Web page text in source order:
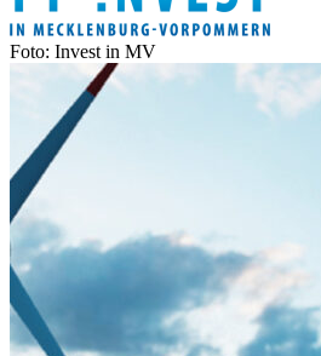
Foto: Invest in MV